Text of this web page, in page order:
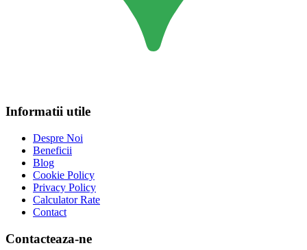
Informatii utile
Despre Noi
Beneficii
Blog
Cookie Policy
Privacy Policy
Calculator Rate
Contact
Contacteaza-ne